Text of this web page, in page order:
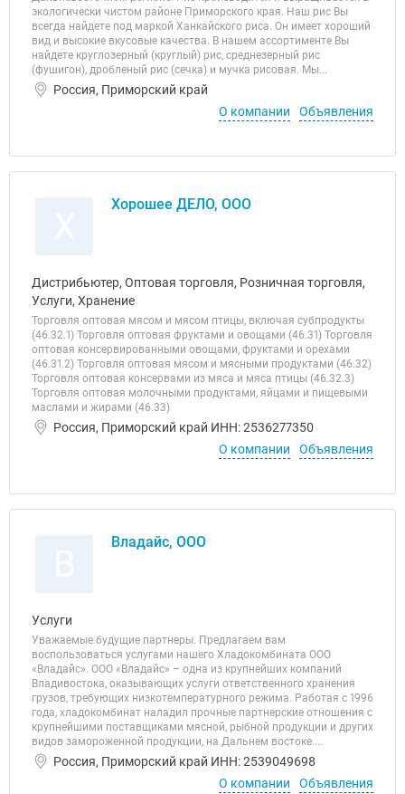
экологически чистом районе Приморского края. Наш рис Вы
всегда найдете под маркой Ханкайского риса. Он имеет хороший
вид и высокие вкусовые качества. В нашем ассортименте Вы
найдете круглозерный (круглый) рис, среднезерный рис
(фушигон), дробленый рис (сечка) и мучка рисовая. Мы...
Россия, Приморский край
О компании
Объявления
Хорошее ДЕЛО, ООО
Дистрибьютер, Оптовая торговля, Розничная торговля,
Услуги, Хранение
Торговля оптовая мясом и мясом птицы, включая субпродукты
(46.32.1) Торговля оптовая фруктами и овощами (46.31) Торговля
оптовая консервированными овощами, фруктами и орехами
(46.31.2) Торговля оптовая мясом и мясными продуктами (46.32)
Торговля оптовая консервами из мяса и мяса птицы (46.32.3)
Торговля оптовая молочными продуктами, яйцами и пищевыми
маслами и жирами (46.33)
Россия, Приморский край ИНН: 2536277350
О компании
Объявления
Владайс, ООО
Услуги
Уважаемые будущие партнеры. Предлагаем вам
воспользоваться услугами нашего Хладокомбината ООО
«Владайс». ООО «Владайс» – одна из крупнейших компаний
Владивостока, оказывающих услуги ответственного хранения
грузов, требующих низкотемпературного режима. Работая с 1996
года, хладокомбинат наладил прочные партнерские отношения с
крупнейшими поставщиками мясной, рыбной продукции и других
видов замороженной продукции, на Дальнем востоке....
Россия, Приморский край ИНН: 2539049698
О компании
Объявления